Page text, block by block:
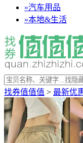
»汽车用品
»本地&生活
找券值值值 > 最新优